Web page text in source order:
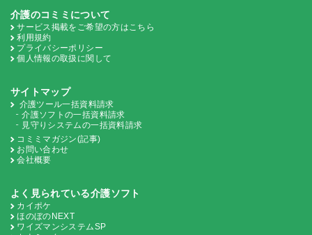
介護のコミミについて
サービス掲載をご希望の方はこちら
利用規約
プライバシーポリシー
個人情報の取扱に関して
サイトマップ
介護ツール一括資料請求
介護ソフトの一括資料請求
見守りシステムの一括資料請求
コミミマガジン(記事)
お問い合わせ
会社概要
よく見られている介護ソフト
カイポケ
ほのぼのNEXT
ワイズマンシステムSP